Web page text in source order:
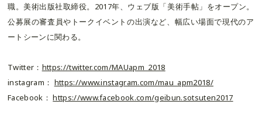
職。美術出版社取締役。2017年、ウェブ版「美術手帖」をオープン。
公募展の審査員やトークイベントの出演など、幅広い場面で現代のア
ートシーンに関わる。
Twitter： https://twitter.com/MAUapm_2018
instagram： https://www.instagram.com/mau_apm2018/
Facebook：https://www.facebook.com/geibun.sotsuten2017